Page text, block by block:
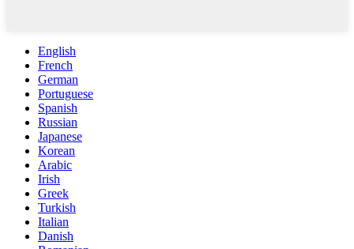
English
French
German
Portuguese
Spanish
Russian
Japanese
Korean
Arabic
Irish
Greek
Turkish
Italian
Danish